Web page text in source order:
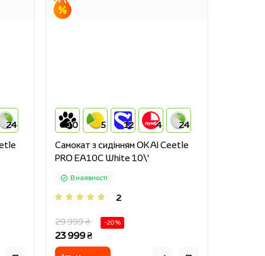
24 10 5 12 4 24
Cамокат з сидінням OKAI Ceetle
PRO EA10C White 10\'
В наявності
2
29 999 ₴ -20 %
23 999 ₴